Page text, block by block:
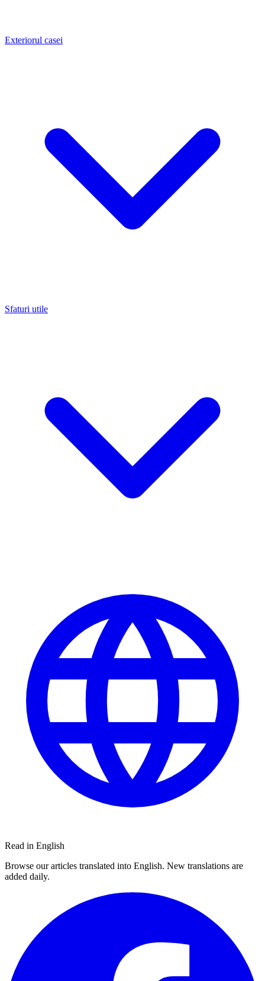
Exteriorul casei
Sfaturi utile
Read in English
Browse our articles translated into English. New translations are
added daily.